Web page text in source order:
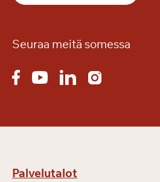
Seuraa meitä somessa
Palvelutalot